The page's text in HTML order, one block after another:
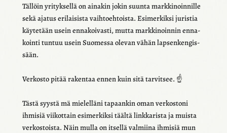
Tällöin yrityk­sellä on aina­kin jokin suunta mark­ki­noin­nille
sekä ajatus erilai­sista vaih­toeh­toista. Esimer­kiksi juris­tia
käyte­tään usein enna­koi­vasti, mutta mark­ki­noin­nin enna­
kointi tuntuu usein Suomessa olevan vähän lapsen­ken­gis­
sään.
Verkosto pitää raken­taa ennen kuin sitä tarvit­see. ☝️
Tästä syystä mä mielel­läni tapaan­kin oman verkos­toni
ihmi­siä viikot­tain esimer­kiksi täältä link­ka­rista ja muista
verkos­toista. Näin mulla on itsellä valmiina ihmi­siä mun